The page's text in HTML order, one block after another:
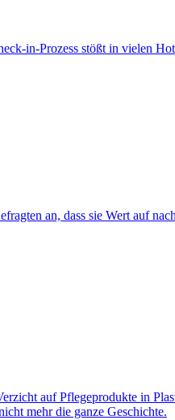
in-Prozess stößt in vielen
an, dass sie Wert auf
auf Pflegeprodukte in
mehr die ganze Geschichte.